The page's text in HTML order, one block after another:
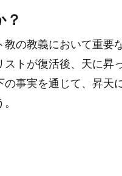
？
教の教義において重要
ストが復活後、天に昇
の事実を通じて、昇天